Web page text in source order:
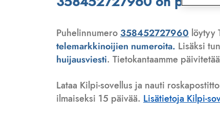
Puhelinnumero 358452727960 löytyy
telemarkkinoijien numeroita. Lisäksi
huijausviesti. Tietokantaamme
Lataa Kilpi-sovellus ja nauti
ilmaiseksi 15 päivää. Lisätietoja Kilpi-